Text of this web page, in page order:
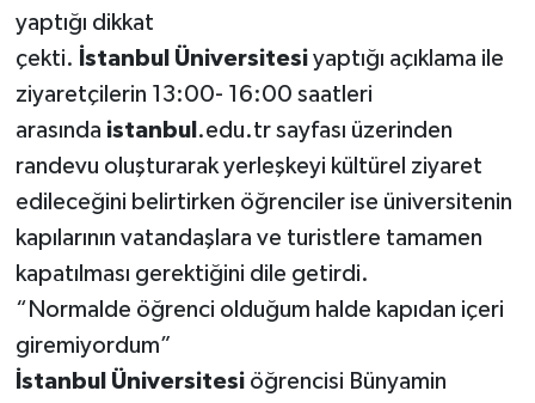
yaptığı dikkat
çekti. İstanbul Üniversitesiyaptığı açıklama ile
ziyaretçilerin 13:00- 16:00 saatleri
arasında istanbul .edu.tr sayfası üzerinden
randevu oluşturarak yerleşkeyi kültürel ziyaret
edileceğini belirtirken öğrenciler ise üniversitenin
kapılarının vatandaşlara ve turistlere tamamen
kapatılması gerektiğini dile getirdi.
“Normalde öğrenci olduğum halde kapıdan içeri
giremiyordum”
İstanbul Üniversitesiöğrencisi Bünyamin